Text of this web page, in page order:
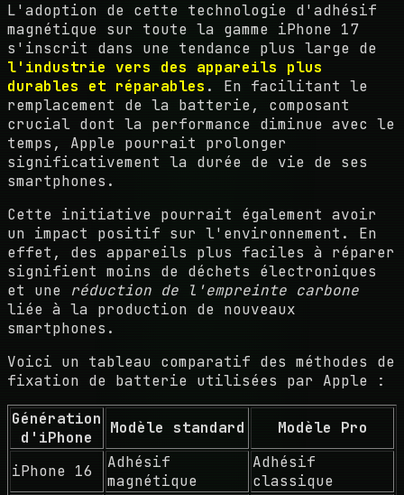
L'adoption de cette technologie d'adhésif
magnétique sur toute la gamme iPhone 17
s'inscrit dans une tendance plus large de
l'industrie vers des appareils plus
durables et réparables . En facilitant le
remplacement de la batterie, composant
crucial dont la performance diminue avec le
temps, Apple pourrait prolonger
significativement la durée de vie de ses
smartphones.
Cette initiative pourrait également avoir
un impact positif sur l'environnement. En
effet, des appareils plus faciles à réparer
signifient moins de déchets électroniques
et une réduction de l'empreinte carbone
liée à la production de nouveaux
smartphones.
Voici un tableau comparatif des méthodes de
fixation de batterie utilisées par Apple :
Génération
d'iPhone
Modèle standard Modèle Pro
iPhone 16
Adhésif
magnétique
Adhésif
classique